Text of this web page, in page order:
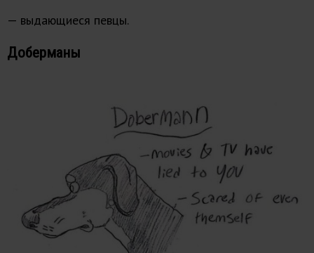
— выдающиеся певцы.
Доберманы